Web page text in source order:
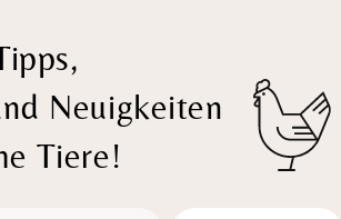
Neuigkeiten
Tiere!